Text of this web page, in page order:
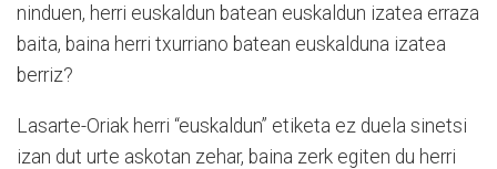
ninduen, herri euskaldun batean euskaldun izatea erraza
baita, baina herri txurriano batean euskalduna izatea
berriz?
Lasarte-Oriak herri “euskaldun” etiketa ez duela sinetsi
izan dut urte askotan zehar, baina zerk egiten du herri